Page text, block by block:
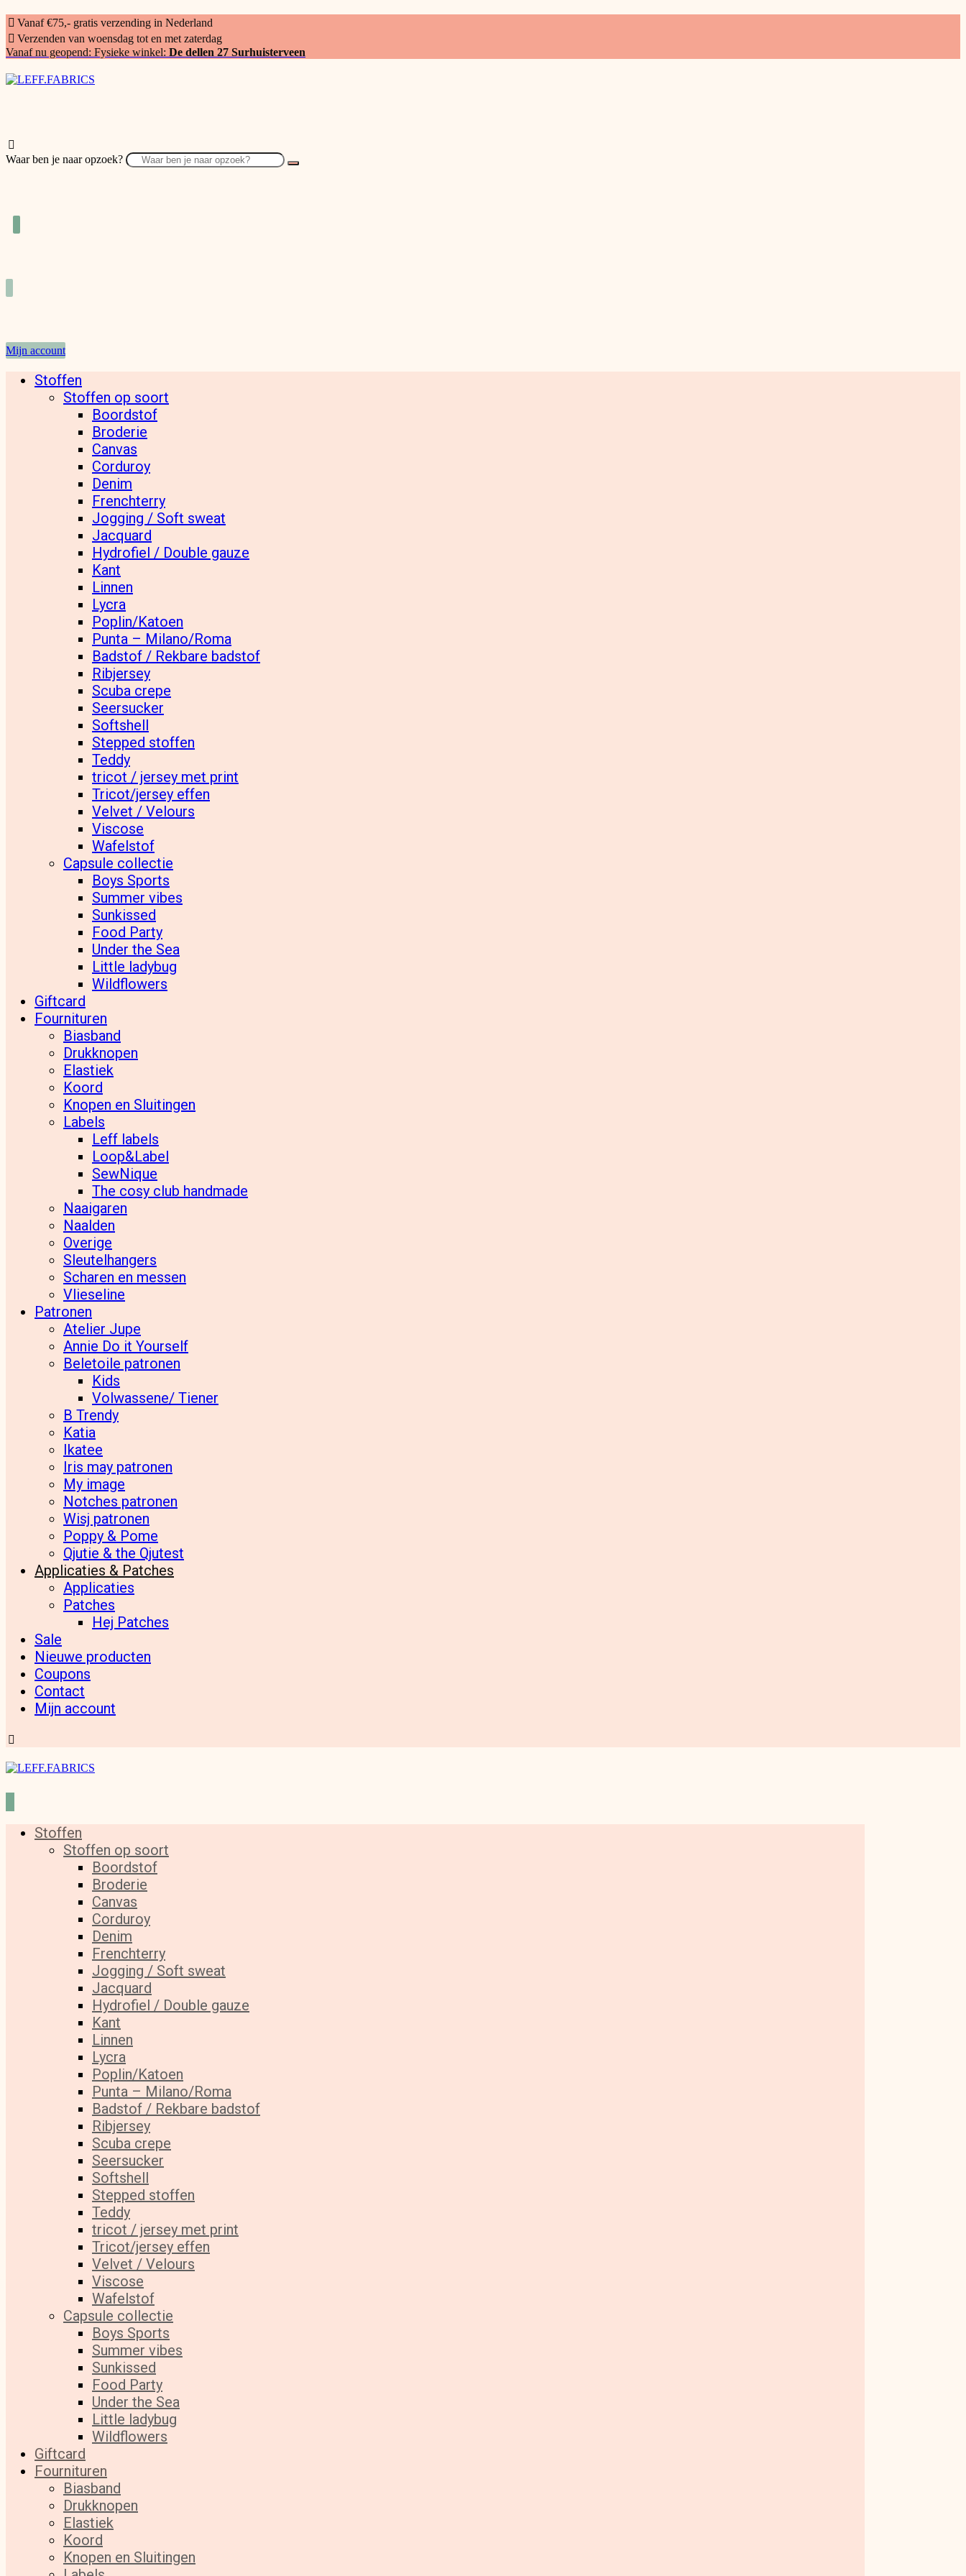
Vanaf €75,- gratis verzending in Nederland
Verzenden van woensdag tot en met zaterdag
Vanaf nu geopend: Fysieke winkel: De dellen 27 Surhuisterveen
Waar ben je naar opzoek?
Mijn account
Stoffen
Stoffen op soort
Boordstof
Broderie
Canvas
Corduroy
Denim
Frenchterry
Jogging / Soft sweat
Jacquard
Hydrofiel / Double gauze
Kant
Linnen
Lycra
Poplin/Katoen
Punta – Milano/Roma
Badstof / Rekbare badstof
Ribjersey
Scuba crepe
Seersucker
Softshell
Stepped stoffen
Teddy
tricot / jersey met print
Tricot/jersey effen
Velvet / Velours
Viscose
Wafelstof
Capsule collectie
Boys Sports
Summer vibes
Sunkissed
Food Party
Under the Sea
Little ladybug
Wildflowers
Giftcard
Fournituren
Biasband
Drukknopen
Elastiek
Koord
Knopen en Sluitingen
Labels
Leff labels
Loop&Label
SewNique
The cosy club handmade
Naaigaren
Naalden
Overige
Sleutelhangers
Scharen en messen
Vlieseline
Patronen
Atelier Jupe
Annie Do it Yourself
Beletoile patronen
Kids
Volwassene/ Tiener
B Trendy
Katia
Ikatee
Iris may patronen
My image
Notches patronen
Wisj patronen
Poppy & Pome
Qjutie & the Qjutest
Applicaties & Patches
Applicaties
Patches
Hej Patches
Sale
Nieuwe producten
Coupons
Contact
Mijn account
Stoffen
Stoffen op soort
Boordstof
Broderie
Canvas
Corduroy
Denim
Frenchterry
Jogging / Soft sweat
Jacquard
Hydrofiel / Double gauze
Kant
Linnen
Lycra
Poplin/Katoen
Punta – Milano/Roma
Badstof / Rekbare badstof
Ribjersey
Scuba crepe
Seersucker
Softshell
Stepped stoffen
Teddy
tricot / jersey met print
Tricot/jersey effen
Velvet / Velours
Viscose
Wafelstof
Capsule collectie
Boys Sports
Summer vibes
Sunkissed
Food Party
Under the Sea
Little ladybug
Wildflowers
Giftcard
Fournituren
Biasband
Drukknopen
Elastiek
Koord
Knopen en Sluitingen